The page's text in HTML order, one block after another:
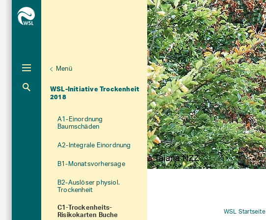
Abgeschlossene Programme
und Grossprojekte
Unternavigation
Menü
WSL-Initiative Trockenheit
2018
Aktuelle Navigation
A1-Einordnung
Baumschäden
A2-Integrale Einordnung
B1-Monatsvorhersage
B2-Auslöser physiol.
Trockenheit
C1-Trockenheits-
Risikokarten Buche WSL Startseite